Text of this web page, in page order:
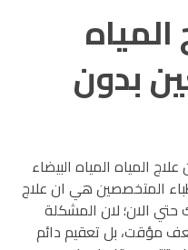
بدون
المياه المياه البيضاء
المتخصصين هي ان علاج
حتي الان؛ لان المشكلة
مؤقت، بل تعقيم دائم